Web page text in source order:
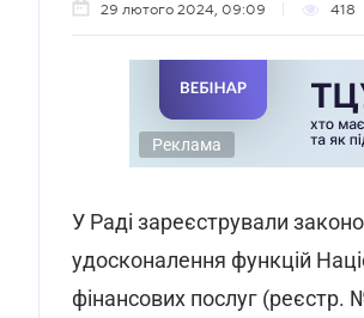
29 лютого 2024, 09:09 418
Реклама
У Раді зареєстрували
удосконалення функцій
фінансових послуг (реєстр.